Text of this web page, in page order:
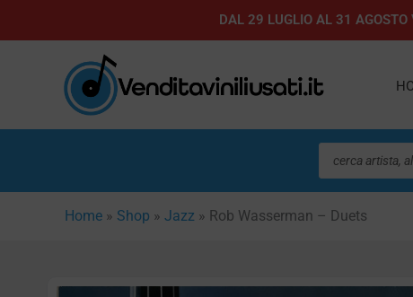
al
DAL 29 LUGLIO AL 31 AGOSTO
Ricerca
prodotti
Home » Shop » Jazz » Rob Wasserman – Duets